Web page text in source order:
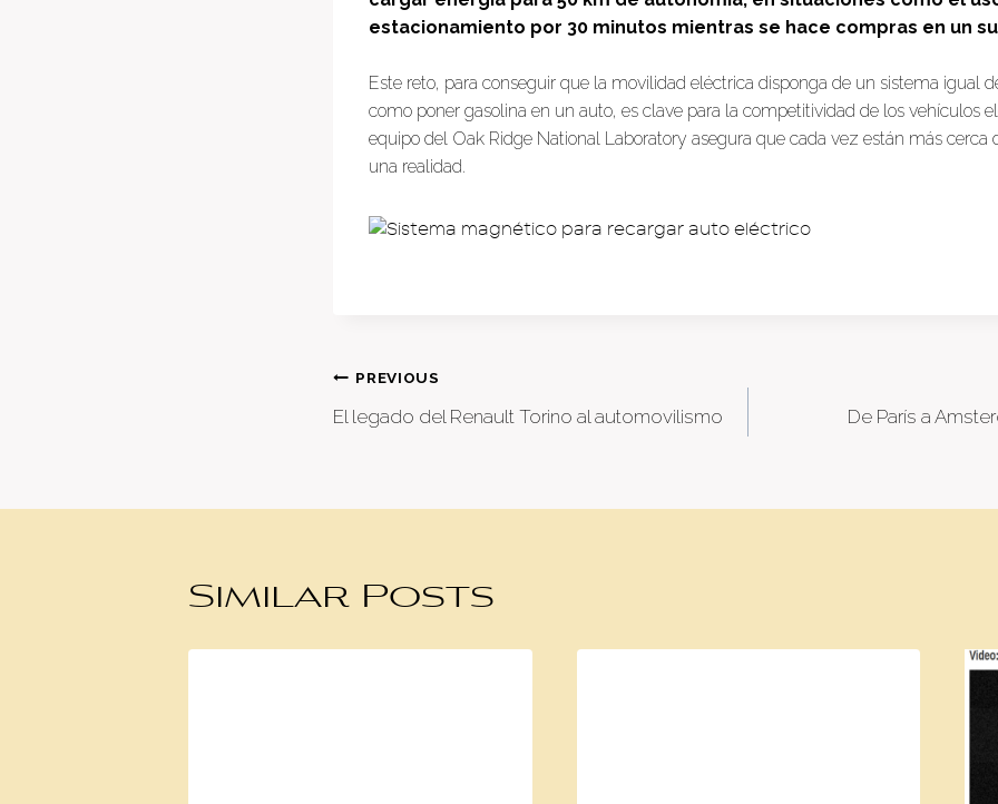
estacionamiento por 30 minutos mientras se hace compras en un
Este reto, para conseguir que la movilidad eléctrica disponga de un sistema igual
como poner gasolina en un auto, es clave para la competitividad de los vehículos
equipo del Oak Ridge National Laboratory asegura que cada vez están más cerca
una realidad.
Post
navigation
PREVIOUS
El legado del Renault Torino al automovilismo
De París a
Similar Posts